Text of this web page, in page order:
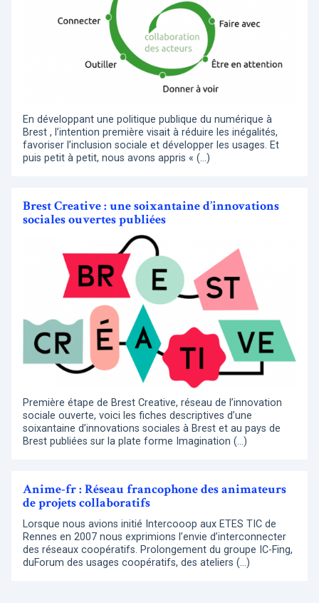
En développant une politique publique du numérique à
Brest , l’intention première visait à réduire les inégalités,
favoriser l’inclusion sociale et développer les usages. Et
puis petit à petit, nous avons appris « (…)
Brest Creative : une soixantaine d’innovations
sociales ouvertes publiées
Première étape de Brest Creative, réseau de l’innovation
sociale ouverte, voici les fiches descriptives d’une
soixantaine d’innovations sociales à Brest et au pays de
Brest publiées sur la plate forme Imagination (…)
Anime-fr : Réseau francophone des animateurs
de projets collaboratifs
Lorsque nous avions initié Intercooop aux ETES TIC de
Rennes en 2007 nous exprimions l’envie d’interconnecter
des réseaux coopératifs. Prolongement du groupe IC-Fing,
duForum des usages coopératifs, des ateliers (…)